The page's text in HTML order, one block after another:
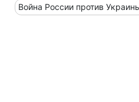
Война России против